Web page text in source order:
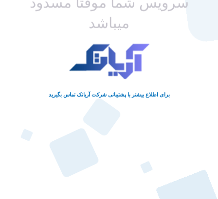
میباشد
برای اطلاع بیشتر با پشتیبانی شرکت آریاتک تماس بگیرید